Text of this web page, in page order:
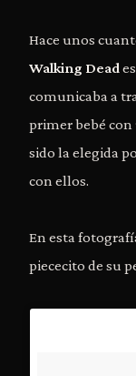
Hace unos
Walking Dead
comunicaba a
primer bebé
sido la elegida
con ellos.
En esta
piececito de su